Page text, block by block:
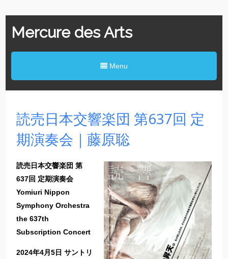
Mercure des Arts
Menu
読売日本交響楽団 第637回 定
期演奏会｜藤原聡
読売日本交響楽団 第
637回 定期演奏会
Yomiuri Nippon
Symphony Orchestra
the 637th
Subscription Concert
2024年4月5日 サントリ